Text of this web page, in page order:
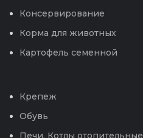
Консервирование
Корма для животных
Картофель семенной
Крепеж
Обувь
Печи, Котлы отопительные